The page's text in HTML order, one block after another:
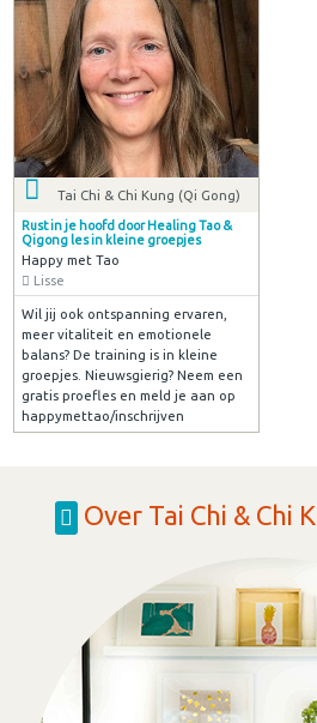
Tai Chi & Chi Kung (Qi Gong)
Rust in je hoofd door Healing Tao &
Qigong les in kleine groepjes
Happy met Tao
Lisse
Wil jij ook ontspanning ervaren,
meer vitaliteit en emotionele
balans? De training is in kleine
groepjes. Nieuwsgierig? Neem een
gratis proefles en meld je aan op
happymettao/inschrijven
Over Tai Chi & Chi